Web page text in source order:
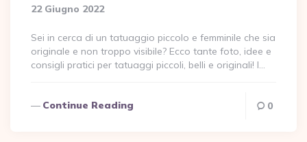
22 Giugno 2022
Sei in cerca di un tatuaggio piccolo e femminile che sia
originale e non troppo visibile? Ecco tante foto, idee e
consigli pratici per tatuaggi piccoli, belli e originali! I…
Continue Reading 0